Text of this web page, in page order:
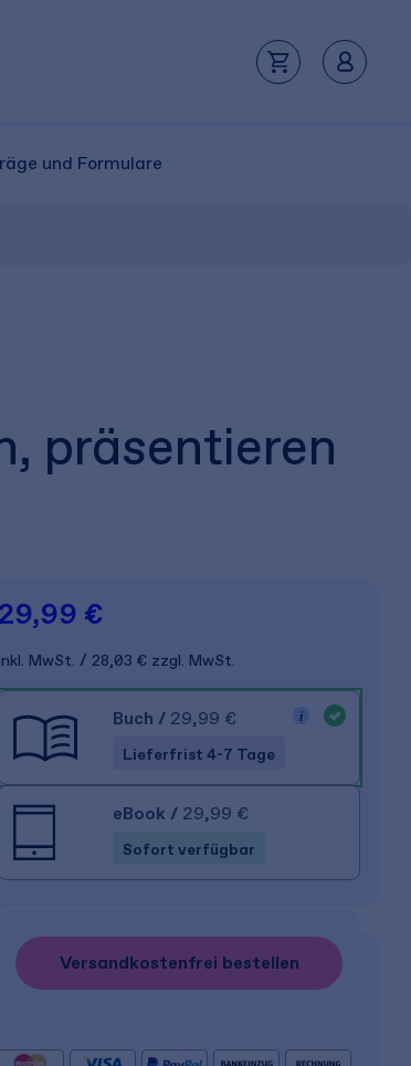
und Formulare
präsentieren​
29,99 €
inkl. MwSt. 28,03 € zzgl. MwSt.
Buch / 29,99 €
Lieferfrist 4-7 Tage
eBook / 29,99 €
Sofort verfügbar
Versandkostenfrei bestellen